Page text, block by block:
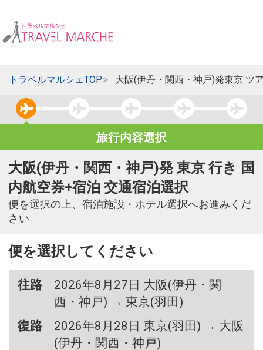
トラベルマルシェTOP 大阪(伊丹・関西・神戸)発東京 ツ
旅行内容選択
大阪(伊丹・関西・神戸)発 東京 行き 国
内航空券+宿泊 交通宿泊選択
便を選択の上、宿泊施設・ホテル選択へお進みくだ
さい
便を選択してください
往路
2026年8月27日 大阪(伊丹・関
西・神戸) → 東京(羽田)
復路
2026年8月28日 東京(羽田) → 大阪
(伊丹・関西・神戸)